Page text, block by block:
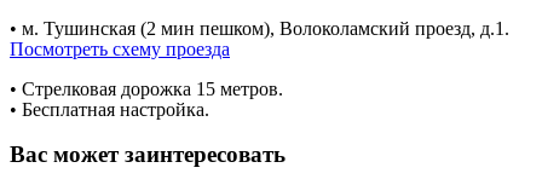
• м. Тушинская (2 мин пешком), Волоколамский проезд, д.1.
Посмотреть схему проезда
• Cтрелковая дорожка 15 метров.
• Бесплатная настройка.
Вас может заинтересовать